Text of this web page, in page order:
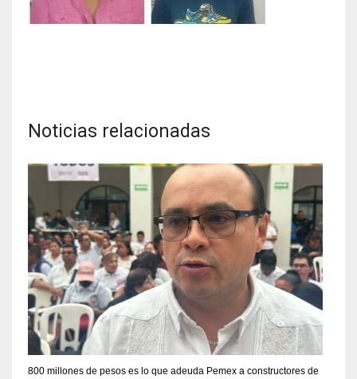
Noticias relacionadas
800 millones de pesos es lo que adeuda Pemex a constructores de